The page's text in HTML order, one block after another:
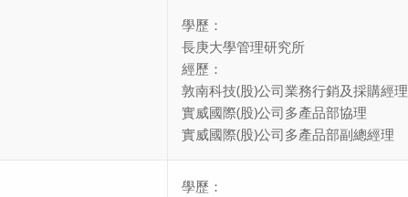
學歷：
長庚大學管理研究所
經歷：
敦南科技(股)公司業務行銷及採購經理
實威國際(股)公司多產品部協理
實威國際(股)公司多產品部副總經理
學歷：